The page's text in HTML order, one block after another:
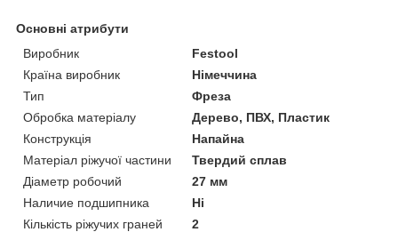
Основні атрибути
Виробник
Festool
Країна виробник
Німеччина
Тип
Фреза
Обробка матеріалу
Дерево, ПВХ, Пластик
Конструкція
Напайна
Матеріал ріжучої частини
Твердий сплав
Діаметр робочий
27 мм
Наличие подшипника
Ні
Кількість ріжучих граней
2